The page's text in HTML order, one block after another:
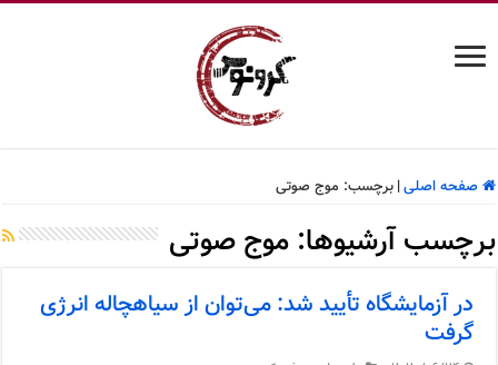
صفحه اصلی| برچسب: موج صوتی
برچسب آرشیوها:موج صوتی
در آزمایشگاه تأیید شد: می‌توان از سیاهچاله انرژی
گرفت